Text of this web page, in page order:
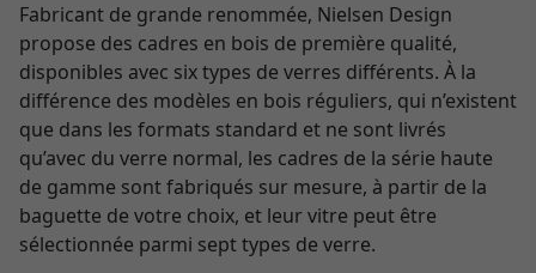
Fabricant de grande renommée, Nielsen Design
propose des cadres en bois de première qualité,
disponibles avec six types de verres différents. À la
différence des modèles en bois réguliers, qui n’existent
que dans les formats standard et ne sont livrés
qu’avec du verre normal, les cadres de la série haute
de gamme sont fabriqués sur mesure, à partir de la
baguette de votre choix, et leur vitre peut être
sélectionnée parmi sept types de verre.